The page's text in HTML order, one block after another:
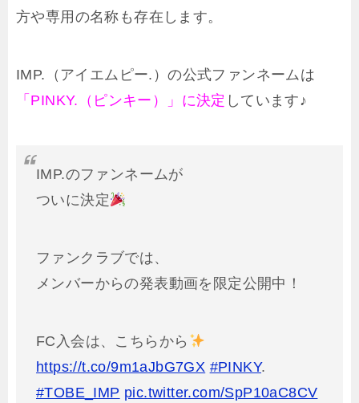
方や専用の名称も存在します。
IMP.（アイエムピー.）の公式ファンネームは
「PINKY.（ピンキー）」に決定 しています♪
IMP.のファンネームが
ついに決定
ファンクラブでは、
メンバーからの発表動画を限定公開中！
FC入会は、こちらから
https://t.co/9m1aJbG7GX #PINKY.
#TOBE_IMP pic.twitter.com/SpP10aC8CV